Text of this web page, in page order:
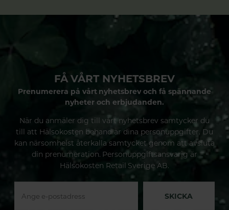
FÅ VÅRT NYHETSBREV
Prenumerera på vårt nyhetsbrev och få spännande
nyheter och erbjudanden.
När du anmäler dig till vårt nyhetsbrev samtycker du
till att Hälsokosten behandlar dina personuppgifter. Du
kan närsomhelst återkalla samtycket genom att avsluta
din prenumeration. Personuppgiftsansvarig är
Hälsokosten Retail Sverige AB.
SKICKA